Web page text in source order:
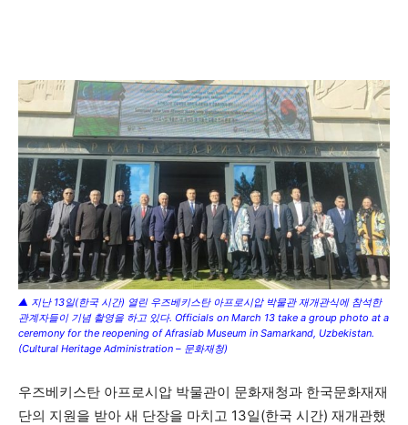
▲ 지난 13일(한국 시간) 열린 우즈베키스탄 아프로시압 박물관 재개관식에 참석한
관계자들이 기념 촬영을 하고 있다. Officials on March 13 take a group photo at a
ceremony for the reopening of Afrasiab Museum in Samarkand, Uzbekistan.
(Cultural Heritage Administration – 문화재청)
우즈베키스탄 아프로시압 박물관이 문화재청과 한국문화재재
단의 지원을 받아 새 단장을 마치고 13일(한국 시간) 재개관했